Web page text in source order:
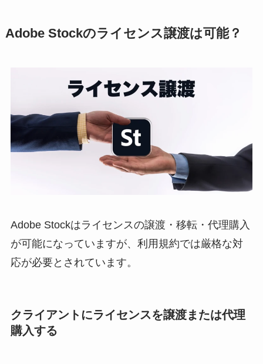
Adobe Stockのライセンス譲渡は可能？
Adobe Stockはライセンスの譲渡・移転・代理購入
が可能になっていますが、利用規約では厳格な対
応が必要とされています。
クライアントにライセンスを譲渡または代理
購入する